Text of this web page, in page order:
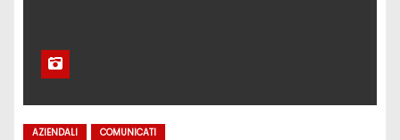
AZIENDALI COMUNICATI